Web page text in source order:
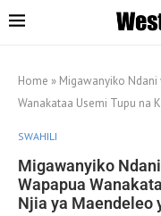
Home » Migawanyiko Ndani
Wanakataa Usemi Tupu na
SWAHILI
Migawanyiko
Wapapua
Njia ya Maendeleo